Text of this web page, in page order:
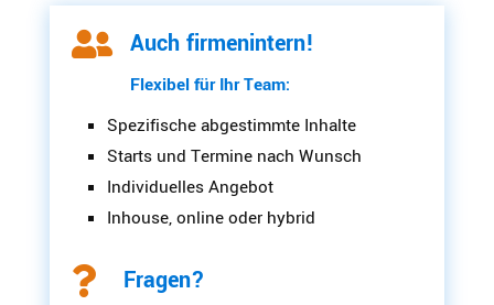
 Auch firmenintern!
Flexibel für Ihr Team:
Spezifische abgestimmte Inhalte
Starts und Termine nach Wunsch
Individuelles Angebot
Inhouse, online oder hybrid
 Fragen?